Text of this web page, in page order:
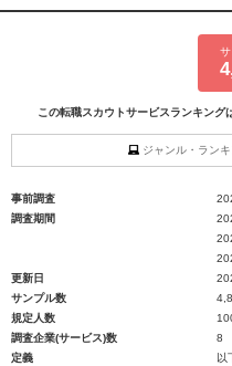
この転職スカウトサービスランキング
ジャンル・ラン
事前調査
調査期間
更新日
サンプル数
規定人数
調査企業(サービス)数
8
定義
以